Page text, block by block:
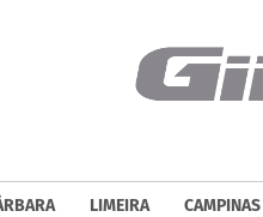
LIMEIRA CAMPINAS